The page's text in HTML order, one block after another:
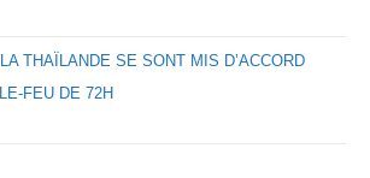
THAÏLANDE SE SONT MIS D’ACCORD
FEU DE 72H